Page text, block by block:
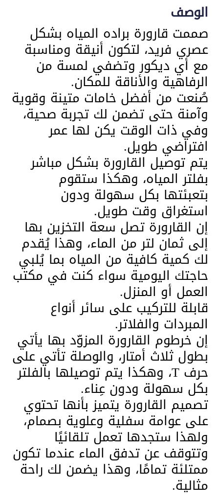
الوصف
صممت قارورة براده المياه بشكل
عصري فريد، لتكون أنيقة ومناسبة
مع أي ديكور وتضفي لمسة من
الرفاهية والأناقة للمكان.
صُنعت من أفضل خامات متينة وقوية
وآمنة حتى تضمن لك تجربة صحية،
وفي ذات الوقت يكن لها عمر
افتراضي طويل.
يتم توصيل القارورة بشكل مباشر
بفلتر المياه، وهكذا ستقوم
بتعبئتها بكل سهولة ودون
استغراق وقت طويل.
إن القارورة تصل سعة التخزين بها
إلى ثمان لتر من الماء، وهذا يُقدم
لك كمية كافية من المياه بما يُلبي
حاجتك اليومية سواء كنت في مكتب
العمل أو المنزل.
قابلة للتركيب على سائر أنواع
المبردات والفلاتر.
إن خرطوم القارورة المزوّد بها يأتي
بطول ثلاث أمتار، والوصلة تأتي على
حرف T، وهكذا يتم توصيلها بالفلتر
بكل سهولة ودون عِناء.
تصميم القارورة يتميز بأنها تحتوي
على عوامة سفلية وعلوية بصمام،
ولهذا ستجدها تعمل تلقائيًا
وتتوقف عن تدفق الماء عندما تكون
ممتلئة تمامًا، وهذا يضمن لك راحة
مثالية.